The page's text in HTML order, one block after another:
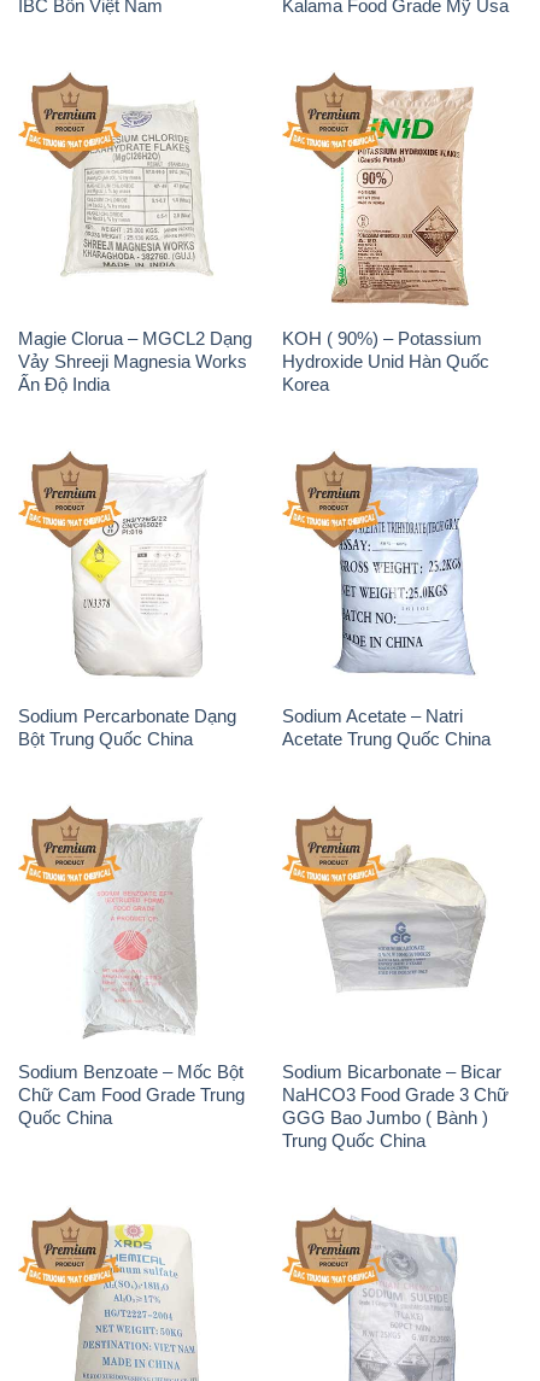
IBC Bồn Việt Nam Kalama Food Grade Mỹ Usa
Magie Clorua – MGCL2 Dạng
Vảy Shreeji Magnesia Works
Ấn Độ India
KOH ( 90%) – Potassium
Hydroxide Unid Hàn Quốc
Korea
Sodium Percarbonate Dạng
Bột Trung Quốc China
Sodium Acetate – Natri
Acetate Trung Quốc China
Sodium Benzoate – Mốc Bột
Chữ Cam Food Grade Trung
Quốc China
Sodium Bicarbonate – Bicar
NaHCO3 Food Grade 3 Chữ
GGG Bao Jumbo ( Bành )
Trung Quốc China